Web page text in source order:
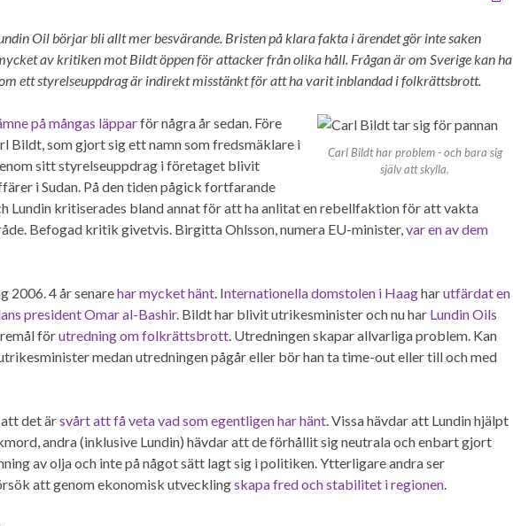
Oil börjar bli allt mer besvärande. Bristen på klara fakta i ärendet gör inte saken
av kritiken mot Bildt öppen för attacker från olika håll. Frågan är om Sverige kan ha
ett styrelseuppdragär indirekt misstänkt för attha varit inblandad i folkrättsbrott.
Carl Bildt har problem - och bara sig
själv att skylla.
på mångas läpparför några år sedan. Före
Bildt, som gjort sig ett namn som fredsmäklare i
sitt styrelseuppdrag i företaget blivit
i Sudan. På den tiden pågick fortfarande
Lundin kritiserades bland annat för att ha anlitat en rebellfaktion för att vakta
Befogad kritik givetvis. Birgitta Ohlsson, numera EU-minister,var en av dem
2006. 4 år senarehar mycket hänt. Internationella domstolen i Haagharutfärdat en
president Omar al-Bashir. Bildt har blivit utrikesminister och nu har Lundin Oils
förutredning om folkrättsbrott. Utredningen skapar allvarliga problem. Kan
medan utredningen pågår eller bör han ta time-out eller till och med
det ärsvårt att få veta vad som egentligen har hänt. Vissa hävdar att Lundin hjälpt
andra (inklusive Lundin) hävdar att de förhållit sig neutrala och enbart gjort
av olja och inte på något sätt lagt sig i politiken. Ytterligare andra ser
att genom ekonomisk utvecklingskapa fred och stabilitet i regionen.